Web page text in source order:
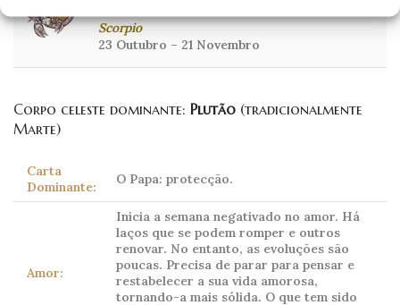
Scorpio
23 Outubro – 21 Novembro
Corpo celeste dominante: Plutão (tradicionalmente
Marte)
Carta
Dominante:
O Papa: protecção.
Amor:
Inicia a semana negativado no amor. Há
laços que se podem romper e outros
renovar. No entanto, as evoluções são
poucas. Precisa de parar para pensar e
restabelecer a sua vida amorosa,
tornando-a mais sólida. O que tem sido